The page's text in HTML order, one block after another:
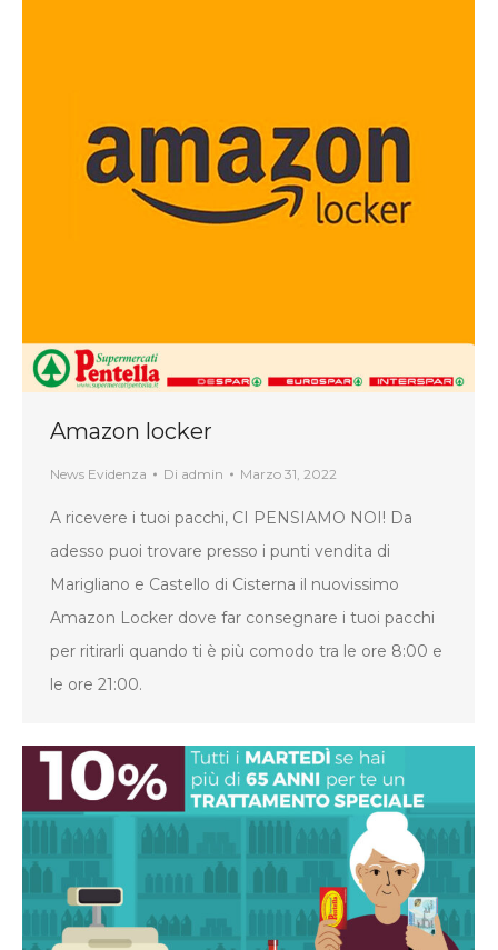
Amazon locker
News Evidenza Di admin Marzo 31, 2022
A ricevere i tuoi pacchi, CI PENSIAMO NOI! Da
adesso puoi trovare presso i punti vendita di
Marigliano e Castello di Cisterna il nuovissimo
Amazon Locker dove far consegnare i tuoi pacchi
per ritirarli quando ti è più comodo tra le ore 8:00 e
le ore 21:00.